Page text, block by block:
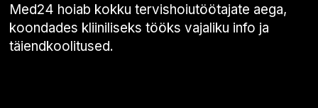
Med24 hoiab kokku tervishoiutöötajate aega,
koondades kliiniliseks tööks vajaliku info ja
täiendkoolitused.